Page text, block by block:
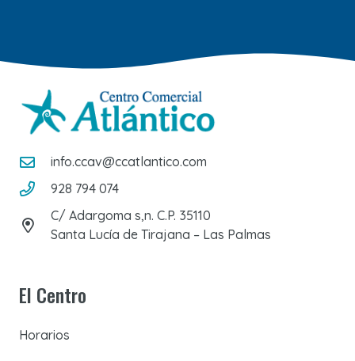
info.ccav@ccatlantico.com
928 794 074
C/ Adargoma s,n. C.P. 35110
Santa Lucía de Tirajana – Las Palmas
El Centro
Horarios